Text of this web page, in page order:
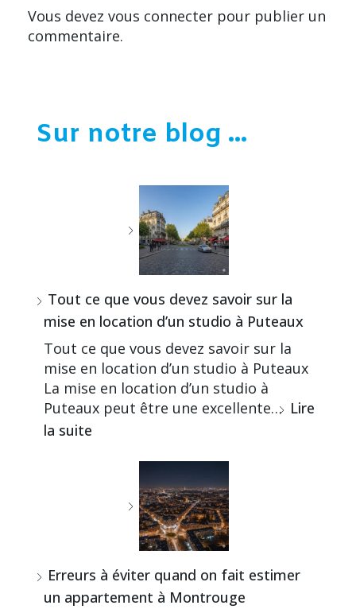
Vous devez vous connecter pour publier un
commentaire.
Sur notre blog ...
Tout ce que vous devez savoir sur la
mise en location d’un studio à Puteaux
Tout ce que vous devez savoir sur la
mise en location d’un studio à Puteaux
La mise en location d’un studio à
Puteaux peut être une excellente… Lire
la suite
Erreurs à éviter quand on fait estimer
un appartement à Montrouge